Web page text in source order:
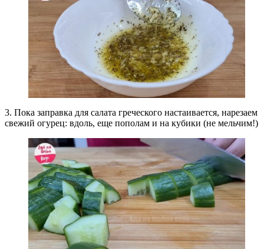
3. Пока заправка для салата греческого настаивается, нарезаем
свежий огурец: вдоль, еще пополам и на кубики (не мельчим!)